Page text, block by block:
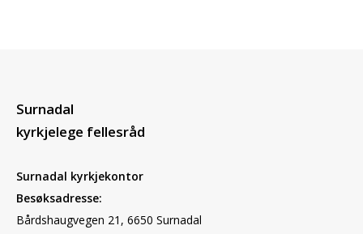
Surnadal
kyrkjelege fellesråd
Surnadal kyrkjekontor
Besøksadresse:
Bårdshaugvegen 21, 6650 Surnadal